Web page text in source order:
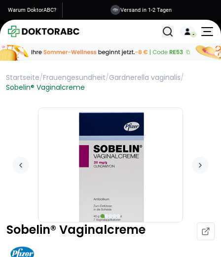
Warum DoktorABC? Versand in 1-2 Tagen
Alle
Startseite/Frauengesundheit/Gardnerella vaginalis/
Sobelin® Vaginalcreme
Sobelin® Vaginalcreme